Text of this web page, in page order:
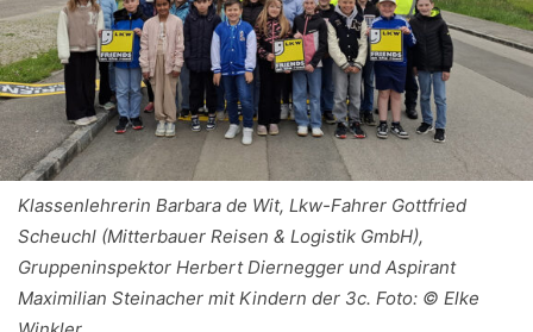
Klassenlehrerin Barbara de Wit, Lkw-Fahrer Gottfried
Scheuchl (Mitterbauer Reisen & Logistik GmbH),
Gruppeninspektor Herbert Diernegger und Aspirant
Maximilian Steinacher mit Kindern der 3c. Foto: © Elke